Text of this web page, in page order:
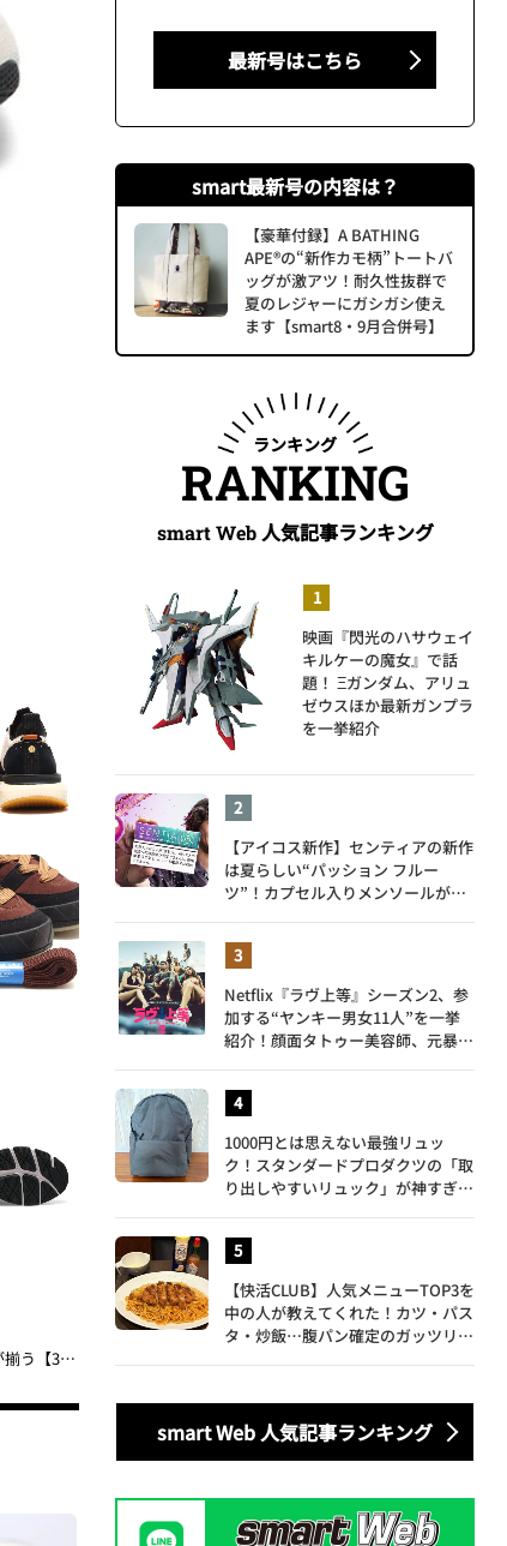
【大人の足元を演出できるスニーカー3選】アトモスが選ぶ“コラボ／新色／新型”の三拍子が揃う【3月買うべきモデル】
最新号はこちら
smart最新号の内容は？
【豪華付録】A BATHING
APE®の“新作カモ柄”トートバ
ッグが激アツ！耐久性抜群で
夏のレジャーにガシガシ使え
ます【smart8・9月合併号】
ランキング
RANKING
smart Web人気記事ランキング
映画『閃光のハサウェイ
キルケーの魔女』で話
題！ Ξガンダム、アリュ
ゼウスほか最新ガンプラ
を一挙紹介
【アイコス新作】センティアの新作
は夏らしい“パッション フルー
ツ”！カプセル入りメンソールが仲
Netflix『ラヴ上等』シーズン2、参
加する“ヤンキー男女11人”を一挙
紹介！顔面タトゥー美容師、元暴走
1000円とは思えない最強リュッ
ク！スタンダードプロダクツの「取
り出しやすいリュック」が神すぎ
【快活CLUB】人気メニューTOP3を
中の人が教えてくれた！カツ・パス
タ・炒飯…腹パン確定のガッツリ飯
smart Web 人気記事ランキング